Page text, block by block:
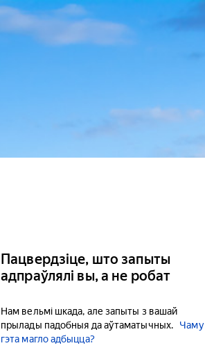
Пацвердзіце, што запыты
адпраўлялі вы, а не робат
Нам вельмі шкада, але запыты з вашай
прылады падобныя да аўтаматычных.
Чаму
гэта магло адбыцца?